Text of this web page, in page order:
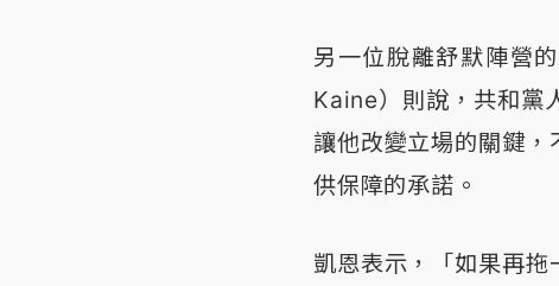
另一位脫離舒默陣營
Kaine）則說，共和黨
讓他改變立場的關鍵
供保障的承諾。
凱恩表示，「如果再